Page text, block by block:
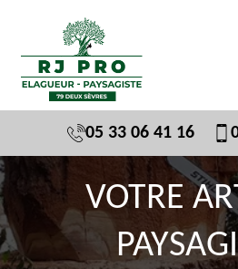
05 33 06 41 16
VOTRE